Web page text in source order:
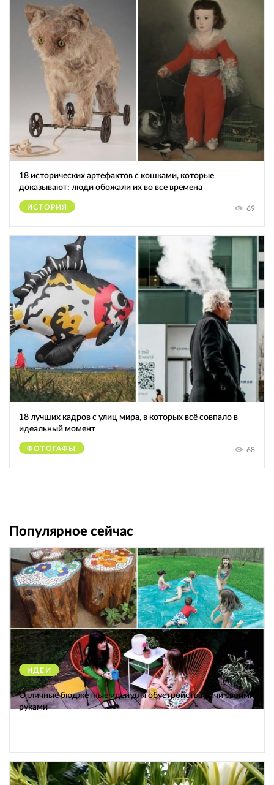
18 исторических артефактов с кошками, которые
доказывают: люди обожали их во все времена
ИСТОРИЯ 69
18 лучших кадров с улиц мира, в которых всё совпало в
идеальный момент
ФОТОГАФЫ 68
Популярное сейчас
ИДЕИ 38262
Отличные бюджетные идеи для обустройства дачи своими
руками